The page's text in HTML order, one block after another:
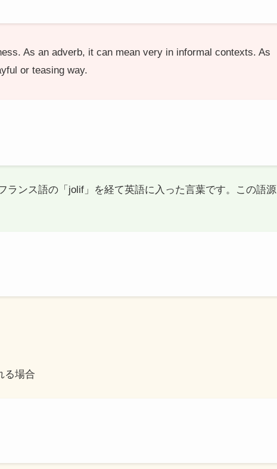
As an adverb, it can mean very in informal contexts. As
or teasing way.
ランス語の「jolif」を経て英語に入った言葉です。この語源
る場合